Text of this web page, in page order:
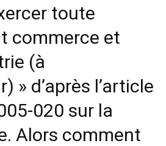
toute
commerce et
(à
» d’après l’article
020 sur la
Alors comment